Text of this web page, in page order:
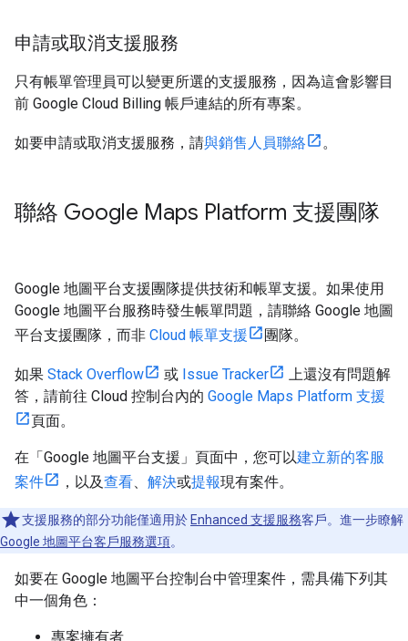
申請或取消支援服務
只有帳單管理員可以變更所選的支援服務，因為這會影響目
前 Google Cloud Billing 帳戶連結的所有專案。
如要申請或取消支援服務，請與銷售人員聯絡 。
聯絡 Google Maps Platform 支援團隊
Google 地圖平台支援團隊提供技術和帳單支援。如果使用
Google 地圖平台服務時發生帳單問題，請聯絡 Google 地圖
平台支援團隊，而非 Cloud 帳單支援 團隊。
如果 Stack Overflow 或 Issue Tracker
上還沒有問題解
答，請前往 Cloud 控制台內的 Google Maps Platform 支援
頁面。
在「Google 地圖平台支援」頁面中，您可以建立新的客服
案件
，以及查看 解決或提報現有案件。
支援服務的部分功能僅適用於 Enhanced 支援服務客戶。進一步瞭解
Google 地圖平台客戶服務選項。
如要在 Google 地圖平台控制台中管理案件，需具備下列其
中一個角色：
專案擁有者